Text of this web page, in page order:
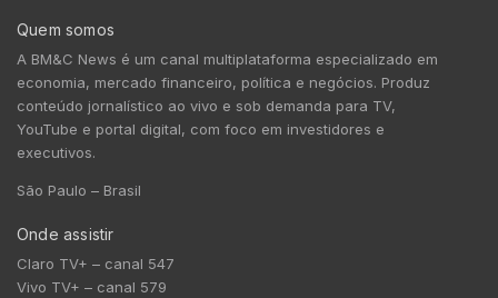
Quem somos
A BM&C News é um canal multiplataforma especializado em
economia, mercado financeiro, política e negócios. Produz
conteúdo jornalístico ao vivo e sob demanda para TV,
YouTube e portal digital, com foco em investidores e
executivos.
São Paulo – Brasil
Onde assistir
Claro TV+ – canal 547
Vivo TV+ – canal 579